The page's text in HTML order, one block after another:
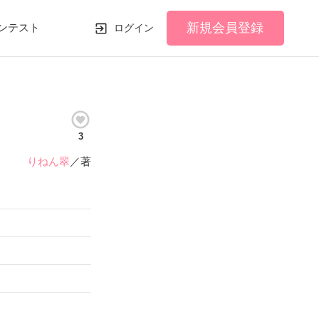
テスト ログイン 新規会員登録
3
りねん翠／著